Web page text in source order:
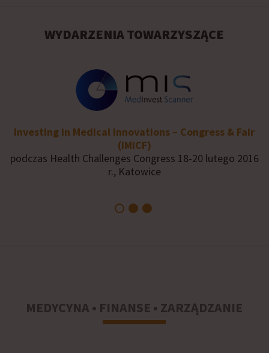
WYDARZENIA TOWARZYSZĄCE
Investing in Medical Innovations – Congress & Fair
(IMICF)
podczas Health Challenges Congress 18-20 lutego 2016
r., Katowice
MEDYCYNA • FINANSE • ZARZĄDZANIE